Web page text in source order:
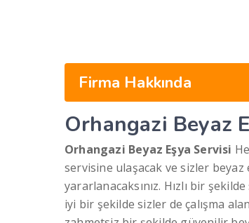
Firma Hakkında
Orhangazi Beyaz
Orhangazi Beyaz Eşya Servisi
servisine ulaşacak ve sizler
yararlanacaksınız. Hızlı bir
iyi bir şekilde sizler de çalışma